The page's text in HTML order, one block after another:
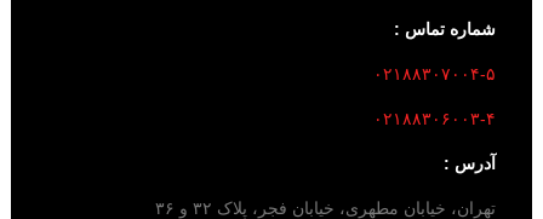
شماره تماس :
۰۲۱۸۸۳۰۷۰۰۴-۵
۰۲۱۸۸۳۰۶۰۰۳-۴
آدرس :
تهران، خیابان مطهری، خیابان فجر، پلاک ۳۲ و ۳۶